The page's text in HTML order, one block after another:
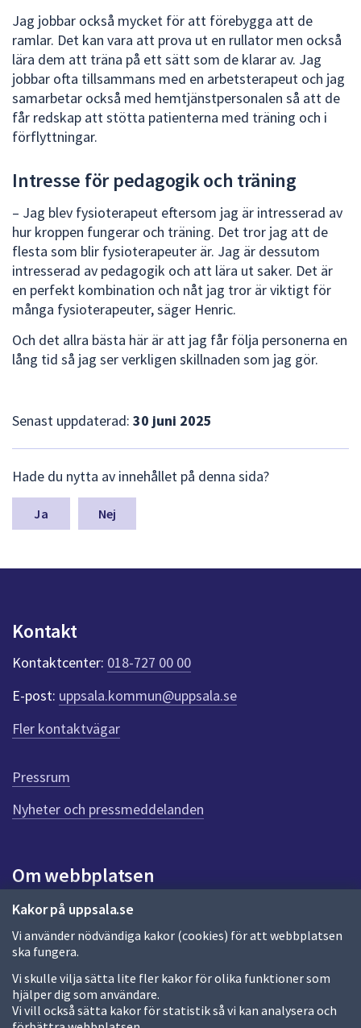
Kakor på uppsala.se
Vi använder nödvändiga kakor (cookies) för att webbplatsen
ska fungera.
Vi skulle vilja sätta lite fler kakor för olika funktioner som
hjälper dig som användare.
Vi vill också sätta kakor för statistik så vi kan analysera och
Jag jobbar också mycket för att förebygga att de
ramlar. Det kan vara att prova ut en rullator men också
lära dem att träna på ett sätt som de klarar av. Jag
jobbar ofta tillsammans med en arbetsterapeut och jag
samarbetar också med hemtjänstpersonalen så att de
får redskap att stötta patienterna med träning och i
förflyttningar.
Intresse för pedagogik och träning
– Jag blev fysioterapeut eftersom jag är intresserad av
hur kroppen fungerar och träning. Det tror jag att de
flesta som blir fysioterapeuter är. Jag är dessutom
intresserad av pedagogik och att lära ut saker. Det är
en perfekt kombination och nåt jag tror är viktigt för
många fysioterapeuter, säger Henric.
Och det allra bästa här är att jag får följa personerna en
lång tid så jag ser verkligen skillnaden som jag gör.
Senast uppdaterad: 30 juni 2025
ä
m
a
y
n
t
r
ö
e
n
n
i
d
a
Hade du nytta av innehållet på denna sida?
Nej
Kontakt
Kontaktcenter: 018-727 00 00
E-post: uppsala.kommun@uppsala.se
Fler kontaktvägar
Pressrum
Nyheter och pressmeddelanden
Om webbplatsen
Om webbplatsen
Allmänna handlingar och diarium
Behandling av personuppgifter
Kakor